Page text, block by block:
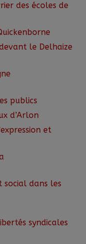
des écoles de
le Delhaize
publics
d’Arlon
et
social dans les
syndicales